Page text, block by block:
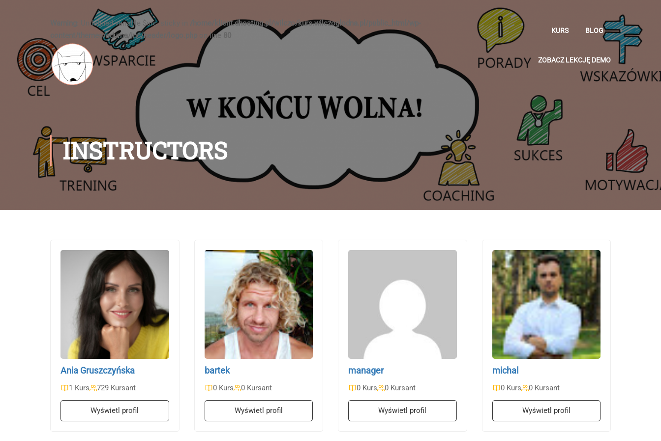
: Undefined variable $src_sticky in
/home/klient.dhosting.pl/wilczo/kurs.wilczoglodna.pl/public_html/wp-
content/themes/eduma/inc/header/logo.php
on line 80
KURS BLOG
ZOBACZ LEKCJĘ DEMO
INSTRUCTORS
Ania Gruszczyńska
1 Kurs 729 Kursant
Wyświetl profil
bartek
0 Kurs 0 Kursant
Wyświetl profil
manager
0 Kurs 0 Kursant
Wyświetl profil
michal
0 Kurs 0 Kursant
Wyświetl profil